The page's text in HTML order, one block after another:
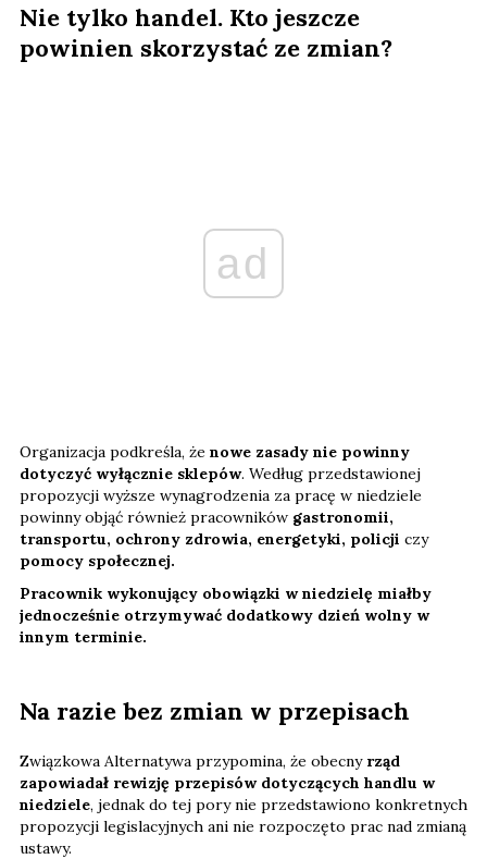
Nie tylko handel. Kto jeszcze
powinien skorzystać ze zmian?
ad
Organizacja podkreśla, że nowe zasady nie powinny
dotyczyć wyłącznie sklepów. Według przedstawionej
propozycji wyższe wynagrodzenia za pracę w niedziele
powinny objąć również pracowników gastronomii,
transportu, ochrony zdrowia, energetyki, policji czy
pomocy społecznej.
Pracownik wykonujący obowiązki w niedzielę miałby
jednocześnie otrzymywać dodatkowy dzień wolny w
innym terminie.
Na razie bez zmian w przepisach
Związkowa Alternatywa przypomina, że obecny rząd
zapowiadał rewizję przepisów dotyczących handlu w
niedziele, jednak do tej pory nie przedstawiono konkretnych
propozycji legislacyjnych ani nie rozpoczęto prac nad zmianą
ustawy.